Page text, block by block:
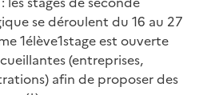
se déroulent du 16 au 27
1élève1stage est ouverte
(entreprises,
afin de proposer des